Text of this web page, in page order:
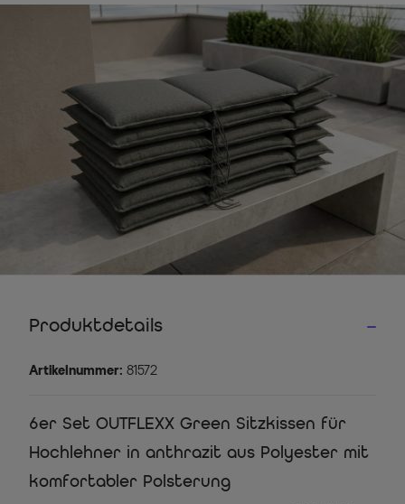
Produktdetails
Artikelnummer: 81572
6er Set OUTFLEXX Green Sitzkissen für
Hochlehner in anthrazit aus Polyester mit
komfortabler Polsterung